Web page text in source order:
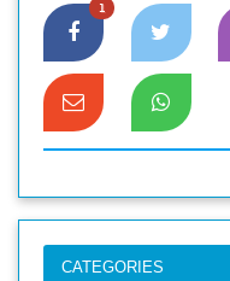
1
CATEGORIES